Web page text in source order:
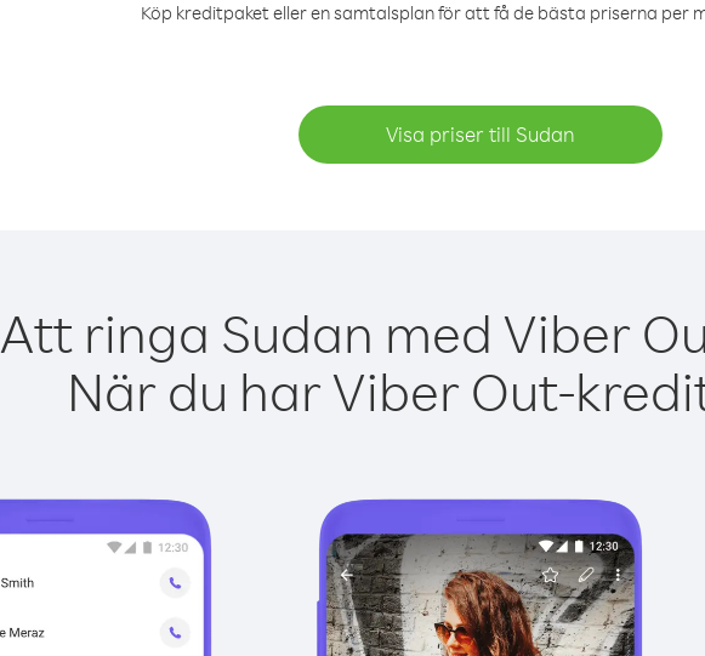
Köp kreditpaket eller en samtalsplan för att få de bästa priserna per
Visa priser till Sudan
Att ringa Sudan med Viber
När du har Viber Out-